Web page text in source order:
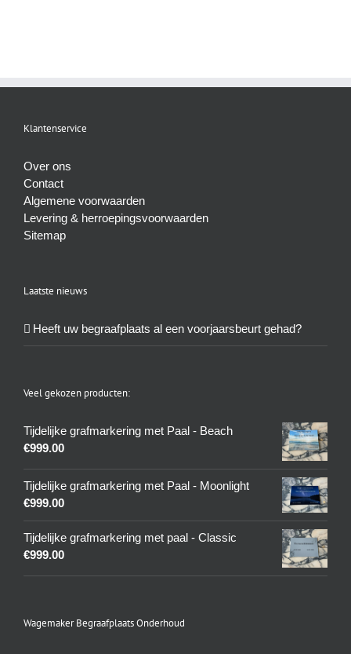
Klantenservice
Over ons
Contact
Algemene voorwaarden
Levering & herroepingsvoorwaarden
Sitemap
Laatste nieuws
Heeft uw begraafplaats al een voorjaarsbeurt gehad?
Veel gekozen producten:
Tijdelijke grafmarkering met Paal - Beach
€999.00
Tijdelijke grafmarkering met Paal - Moonlight
€999.00
Tijdelijke grafmarkering met paal - Classic
€999.00
Wagemaker Begraafplaats Onderhoud